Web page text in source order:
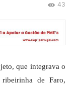
43
que integrava o
de Faro,